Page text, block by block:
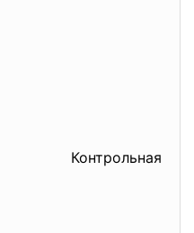
Контрольная